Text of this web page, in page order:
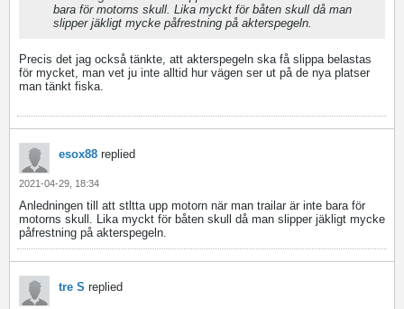
bara för motorns skull. Lika myckt för båten skull då man
slipper jäkligt mycke påfrestning på akterspegeln.
Precis det jag också tänkte, att akterspegeln ska få slippa belastas
för mycket, man vet ju inte alltid hur vägen ser ut på de nya platser
man tänkt fiska.
esox88 replied
2021-04-29, 18:34
Anledningen till att stltta upp motorn när man trailar är inte bara för
motorns skull. Lika myckt för båten skull då man slipper jäkligt mycke
påfrestning på akterspegeln.
tre S replied